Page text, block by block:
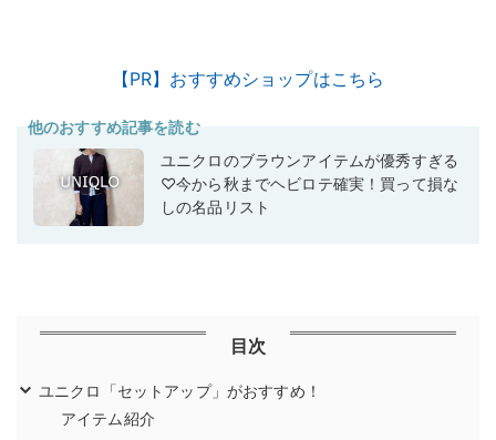
【PR】おすすめショップはこちら
他のおすすめ記事を読む
ユニクロのブラウンアイテムが優秀すぎる
♡今から秋までヘビロテ確実！買って損な
しの名品リスト
目次
ユニクロ「セットアップ」がおすすめ！
アイテム紹介